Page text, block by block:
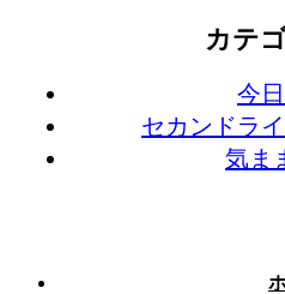
カテ
今
セカンドラ
気ま